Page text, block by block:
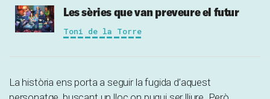
Les sèries que van preveure el futur
Toni de la Torre
La història ens porta a seguir la fugida d’aquest